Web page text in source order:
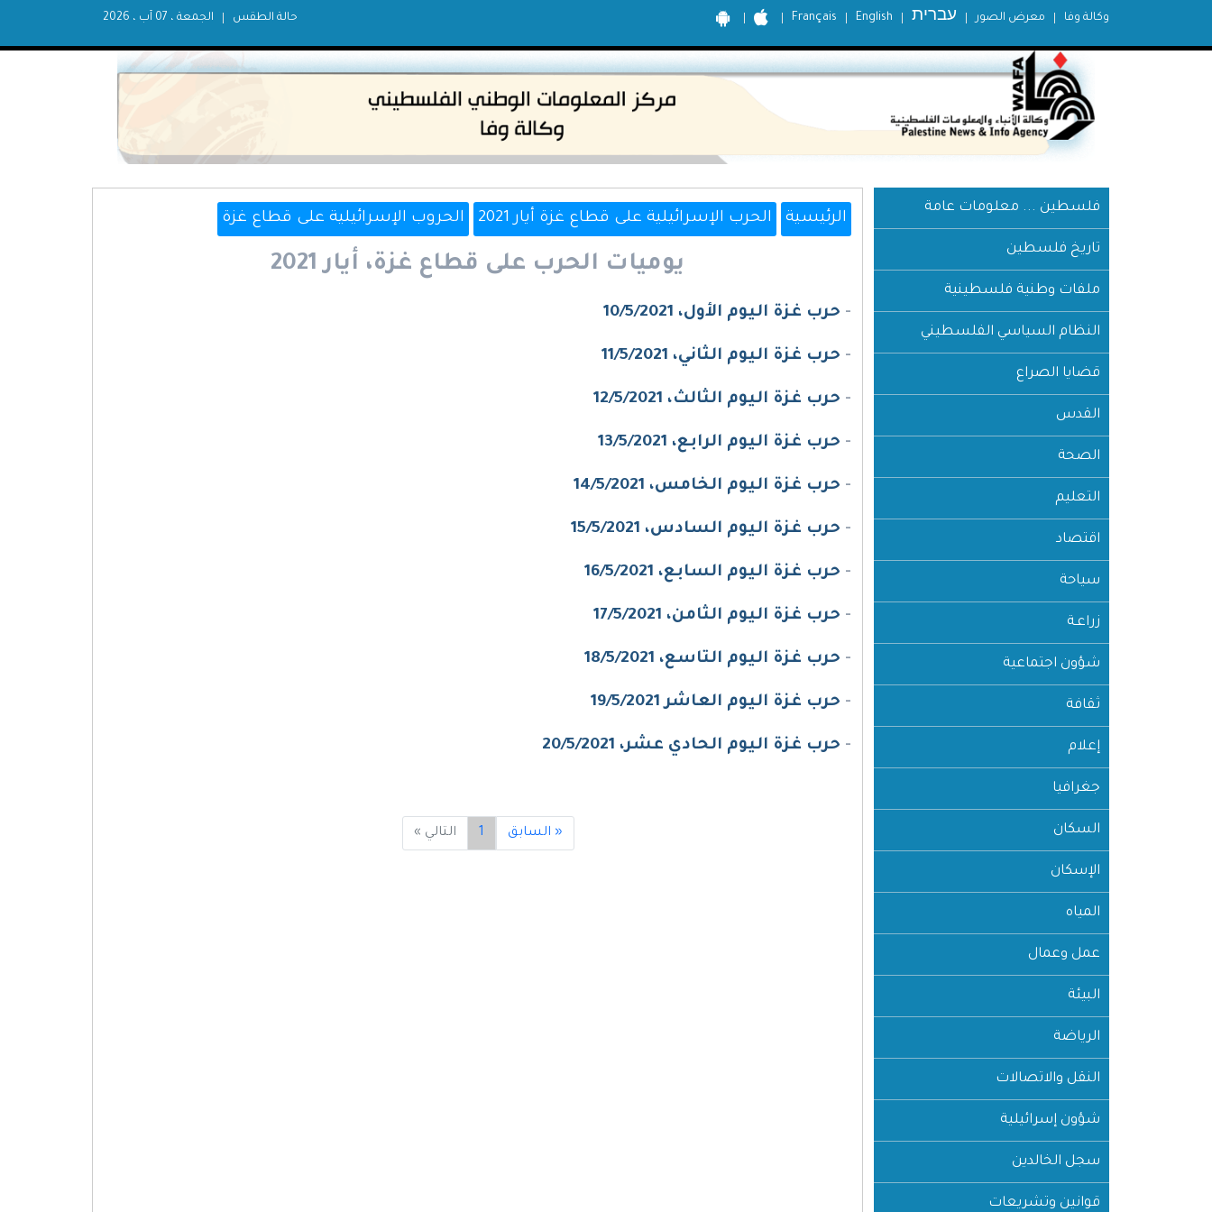
Français English עברית معرض الصور وكالة وفا الجمعة ، 07 آب ، 2026 حالة الطقس
فلسطين ... معلومات عامة
تاريخ فلسطين
ملفات وطنية فلسطينية
النظام السياسي الفلسطيني
قضايا الصراع
القدس
الصحة
التعليم
اقتصاد
سياحة
زراعـة
شؤون اجتماعية
ثقافة
إعلام
جغرافيا
السكان
الإسكان
المياه
عمل وعمال
البيئة
الرياضة
النقل والاتصالات
شؤون إسرائيلية
سجل الخالدين
قوانين وتشريعات
الرئيسية الحرب الإسرائيلية على قطاع غزة أيار 2021 الحروب الإسرائيلية على قطاع غزة
يوميات الحرب على قطاع غزة، أيار 2021
- حرب غزة اليوم الأول، 10/5/2021
- حرب غزة اليوم الثاني، 11/5/2021
- حرب غزة اليوم الثالث، 12/5/2021
- حرب غزة اليوم الرابع، 13/5/2021
- حرب غزة اليوم الخامس، 14/5/2021
- حرب غزة اليوم السادس، 15/5/2021
- حرب غزة اليوم السابع، 16/5/2021
- حرب غزة اليوم الثامن، 17/5/2021
- حرب غزة اليوم التاسع، 18/5/2021
- حرب غزة اليوم العاشر 19/5/2021
- حرب غزة اليوم الحادي عشر، 20/5/2021
« السابق 1 التالي »